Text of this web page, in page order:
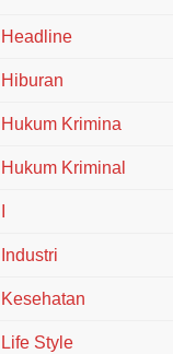
Headline
Hiburan
Hukum Krimina
Hukum Kriminal
Industri
Kesehatan
Life Style